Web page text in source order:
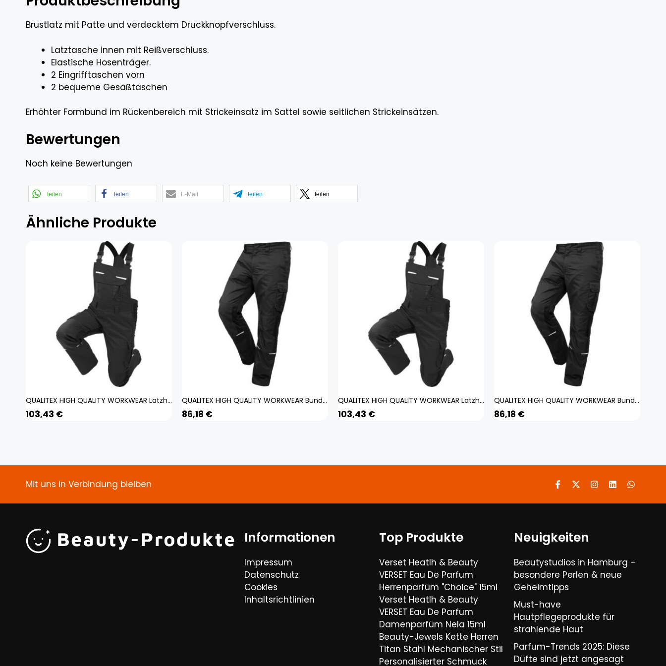
Brustlatz mit Patte und verdecktem Druckknopfverschluss.
Latztasche innen mit Reißverschluss.
Elastische Hosenträger.
2 Eingrifftaschen vorn
2 bequeme Gesäßtaschen
Erhöhter Formbund im Rückenbereich mit Strickeinsatz im Sattel sowie seitlichen Strickeinsätzen.
Bewertungen
Noch keine Bewertungen
teilen teilen E-Mail teilen teilen
Ähnliche Produkte
QUALITEX HIGH QUALITY WORKWEAR Latzhose IND black beauty Herren: 26
103,43 €
QUALITEX HIGH QUALITY WORKWEAR Bundhose IND black beauty Herren: 28
86,18 €
QUALITEX HIGH QUALITY WORKWEAR Latzhose IND black beauty Herren: 110
103,43 €
QUALITEX HIGH QUALITY WORKWEAR Bundhose IND black beauty Herren: 24
86,18 €
Mit uns in Verbindung bleiben
Informationen
Impressum
Datenschutz
Cookies
Inhaltsrichtlinien
Top Produkte
Verset Heatlh & Beauty
VERSET Eau De Parfum
Herrenparfüm "Choice" 15ml
Verset Heatlh & Beauty
VERSET Eau De Parfum
Damenparfüm Nela 15ml
Beauty-Jewels Kette Herren
Titan Stahl Mechanischer Stil
Personalisierter Schmuck
Neuigkeiten
Beautystudios in Hamburg –
besondere Perlen & neue
Geheimtipps
Must-have
Hautpflegeprodukte für
strahlende Haut
Parfum-Trends 2025: Diese
Düfte sind jetzt angesagt